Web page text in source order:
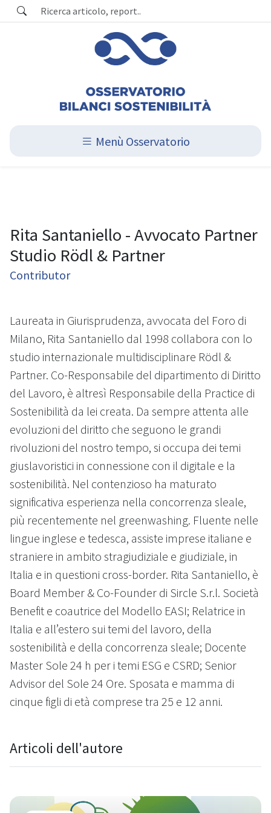
Menù Osservatorio
Rita Santaniello - Avvocato Partner
Studio Rödl & Partner
Contributor
Laureata in Giurisprudenza, avvocata del Foro di
Milano, Rita Santaniello dal 1998 collabora con lo
studio internazionale multidisciplinare Rödl &
Partner. Co-Responsabile del dipartimento di Diritto
del Lavoro, è altresì Responsabile della Practice di
Sostenibilità da lei creata. Da sempre attenta alle
evoluzioni del diritto che seguono le grandi
rivoluzioni del nostro tempo, si occupa dei temi
giuslavoristici in connessione con il digitale e la
sostenibilità. Nel contenzioso ha maturato
significativa esperienza nella concorrenza sleale,
più recentemente nel greenwashing. Fluente nelle
lingue inglese e tedesca, assiste imprese italiane e
straniere in ambito stragiudiziale e giudiziale, in
Italia e in questioni cross-border. Rita Santaniello, è
Board Member & Co-Founder di Sircle S.r.l. Società
Benefit e coautrice del Modello EASI; Relatrice in
Italia e all’estero sui temi del lavoro, della
sostenibilità e della concorrenza sleale; Docente
Master Sole 24 h per i temi ESG e CSRD; Senior
Advisor del Sole 24 Ore. Sposata e mamma di
cinque figli di età comprese tra 25 e 12 anni.
Articoli dell'autore